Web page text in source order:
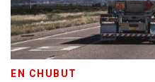
EN CHUBUT